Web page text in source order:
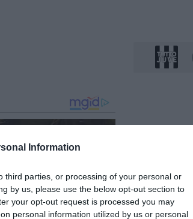
Information
third parties, or processing of your personal or
by us, please use the below opt-out section to
your opt-out request is processed you may
personal information utilized by us or personal